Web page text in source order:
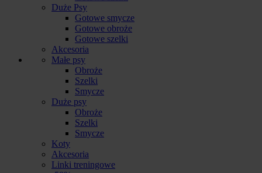
Duże Psy
Gotowe smycze
Gotowe obroże
Gotowe szelki
Akcesoria
Małe psy
Obroże
Szelki
Smycze
Duże psy
Obroże
Szelki
Smycze
Koty
Akcesoria
Linki treningowe